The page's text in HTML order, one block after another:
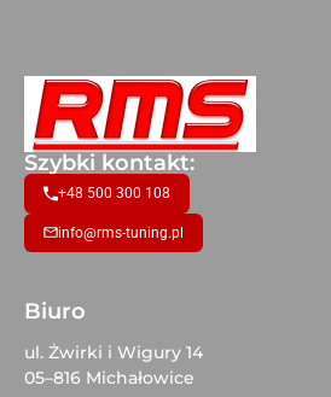
Szybki kontakt:
+48 500 300 108
info@rms-tuning.pl
Biuro
ul. Żwirki i Wigury 14
05–816 Michałowice